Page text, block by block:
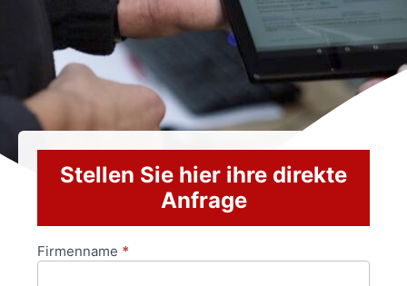
Stellen Sie hier ihre direkte
Anfrage
Anfrageformular
Firmenname *